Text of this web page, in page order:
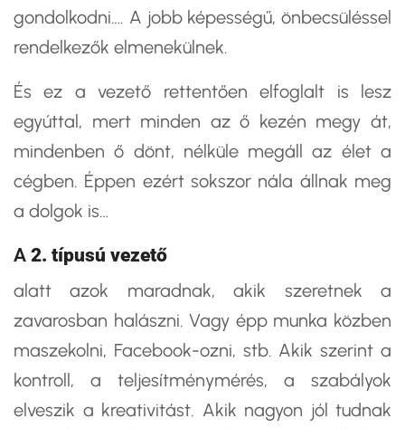
gondolkodni…. A jobb képességű, önbecsüléssel
rendelkezők elmenekülnek.
És ez a vezető rettentően elfoglalt is lesz
egyúttal, mert minden az ő kezén megy át,
mindenben ő dönt, nélküle megáll az élet a
cégben. Éppen ezért sokszor nála állnak meg
a dolgok is…
A 2. típusú vezető
alatt azok maradnak, akik szeretnek a
zavarosban halászni. Vagy épp munka közben
maszekolni, Facebook-ozni, stb. Akik szerint a
kontroll, a teljesítménymérés, a szabályok
elveszik a kreativitást. Akik nagyon jól tudnak